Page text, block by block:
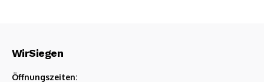
WirSiegen
Öffnungszeiten: